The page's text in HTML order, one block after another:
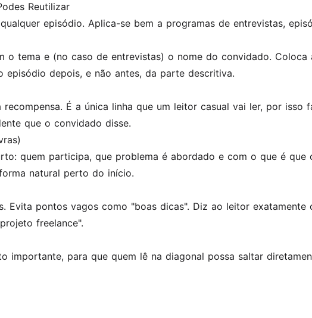
Reutilizar
episódio. Aplica-se bem a programas de entrevistas,
o tema e (no caso de entrevistas) o nome do convidado. Coloca
depois, e não antes, da parte descritiva.
É a única linha que um leitor casual vai ler, por
que o convidado disse.
quem participa, que problema é abordado e com o que é que
natural perto do início.
Evita pontos vagos como "boas dicas". Diz ao leitor
freelance".
importante, para que quem lê na diagonal possa saltar